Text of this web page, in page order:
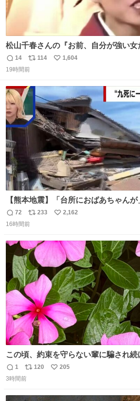
松山千春さんの『お前、自分が強い
言で… 中森明菜さんが思わず本音を
返
信
14
リ
ポ
ト
114
い
数
1,604
19時間前
【熊本地震】「台所におばあちゃん
孫が救出 地震発生時、台所で夕食の準備をしていた祖母の
「助けて」という声。祖母を背負い、
返
信
72
リ
ポ
ト
数
233
い
数
2,162
16時間前
この頃、約束を守らない輩に騙され
が出てきて仕事も出来ずでストレスマ
ち切るのみ。 そんな時に美しい光景は
返
信
1
リ
ポ
120
い
205
3時間前